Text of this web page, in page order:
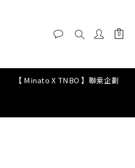
【 Minato X TNBO 】聯乘企劃